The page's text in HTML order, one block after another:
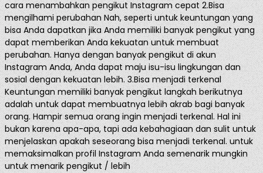
cara menambahkan pengikut Instagram cepat 2.Bisa
mengilhami perubahan Nah, seperti untuk keuntungan yang
bisa Anda dapatkan jika Anda memiliki banyak pengikut yang
dapat memberikan Anda kekuatan untuk membuat
perubahan. Hanya dengan banyak pengikut di akun
Instagram Anda, Anda dapat maju isu-isu lingkungan dan
sosial dengan kekuatan lebih. 3.Bisa menjadi terkenal
Keuntungan memiliki banyak pengikut langkah berikutnya
adalah untuk dapat membuatnya lebih akrab bagi banyak
orang. Hampir semua orang ingin menjadi terkenal. Hal ini
bukan karena apa-apa, tapi ada kebahagiaan dan sulit untuk
menjelaskan apakah seseorang bisa menjadi terkenal. untuk
memaksimalkan profil Instagram Anda semenarik mungkin
untuk menarik pengikut / lebih